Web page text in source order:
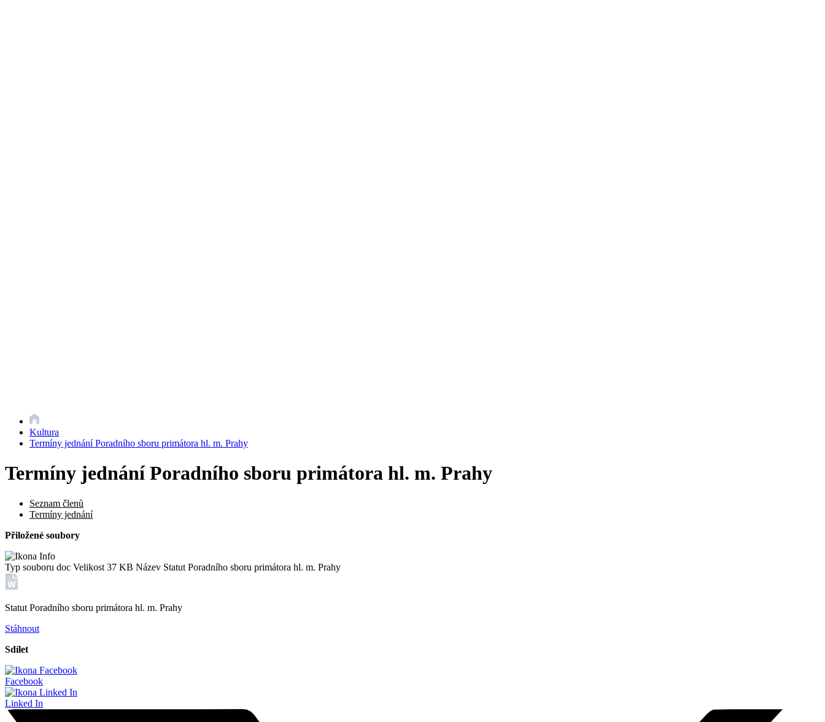
Kultura
Termíny jednání Poradního sboru primátora hl. m. Prahy
Termíny jednání Poradního sboru primátora hl. m. Prahy
Seznam členů
Termíny jednání
Přiložené soubory
Typ souboru doc Velikost 37 KB Název Statut Poradního sboru primátora hl. m. Prahy
Statut Poradního sboru primátora hl. m. Prahy
Stáhnout
Sdílet
Facebook
Linked In